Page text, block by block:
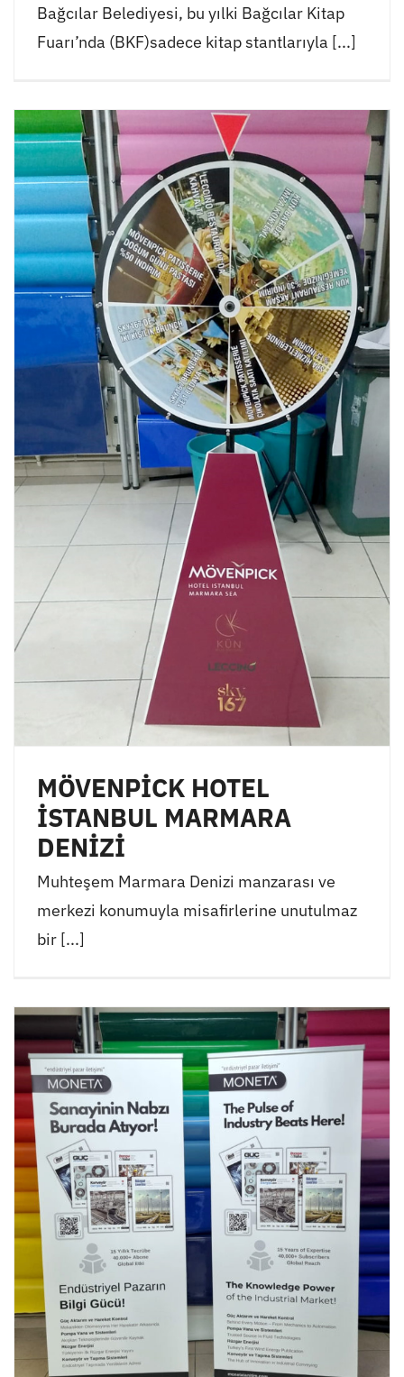
Bağcılar Belediyesi, bu yılki Bağcılar Kitap
Fuarı’nda (BKF)sadece kitap stantlarıyla [...]
MÖVENPİCK HOTEL
İSTANBUL MARMARA
DENİZİ
Muhteşem Marmara Denizi manzarası ve
merkezi konumuyla misafirlerine unutulmaz
bir [...]